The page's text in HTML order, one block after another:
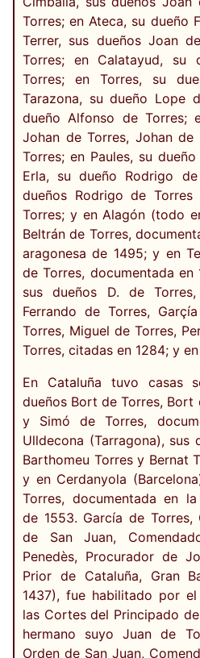
Torres; en Ateca, su dueño
Terrer, sus dueños Joan
Torres; en Calatayud, su
Torres; en Torres, su
Tarazona, su dueño Lope
dueño Alfonso de Torres;
Johan de Torres, Johan
Torres; en Paules, su
Erla, su dueño Rodrigo
dueños Rodrigo de
Torres; y en Alagón (todo
Beltrán de Torres,
aragonesa de 1495; y en
de Torres, documentada en
sus dueños D. de
Ferrando de Torres,
Torres, Miguel de Torres,
Torres, citadas en 1284; y
En Cataluña tuvo casas
dueños Bort de Torres, Bort
y Simó de Torres,
Ulldecona (Tarragona), sus
Barthomeu Torres y Bernat
y en Cerdanyola
Torres, documentada en
de 1553. García de
de San Juan,
Penedès, Procurador de
Prior de Cataluña, Gran
1437), fue habilitado por
las Cortes del Principado de
hermano suyo Juan de
Orden de San Juan,